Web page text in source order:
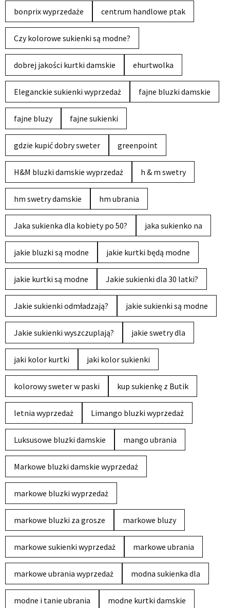
bonprix wyprzedaże centrum handlowe ptak
Czy kolorowe sukienki są modne?
dobrej jakości kurtki damskie ehurtwolka
Eleganckie sukienki wyprzedaż fajne bluzki damskie
fajne bluzy fajne sukienki
gdzie kupić dobry sweter greenpoint
H&M bluzki damskie wyprzedaż h & m swetry
hm swetry damskie hm ubrania
Jaka sukienka dla kobiety po 50? jaka sukienko na
jakie bluzki są modne jakie kurtki będą modne
jakie kurtki są modne Jakie sukienki dla 30 latki?
Jakie sukienki odmładzają? jakie sukienki są modne
Jakie sukienki wyszczuplają? jakie swetry dla
jaki kolor kurtki jaki kolor sukienki
kolorowy sweter w paski kup sukienkę z Butik
letnia wyprzedaż Limango bluzki wyprzedaż
Luksusowe bluzki damskie mango ubrania
Markowe bluzki damskie wyprzedaż
markowe bluzki wyprzedaż
markowe bluzki za grosze markowe bluzy
markowe sukienki wyprzedaż markowe ubrania
markowe ubrania wyprzedaż modna sukienka dla
modne i tanie ubrania modne kurtki damskie